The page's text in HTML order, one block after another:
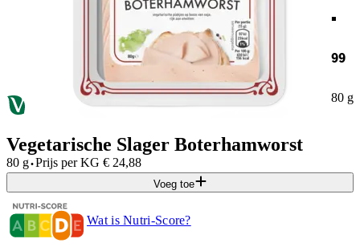
.
99
80 g
Vegetarische Slager Boterhamworst
80 g·Prijs per KG € 24,88
Voeg toe
Wat is Nutri-Score?